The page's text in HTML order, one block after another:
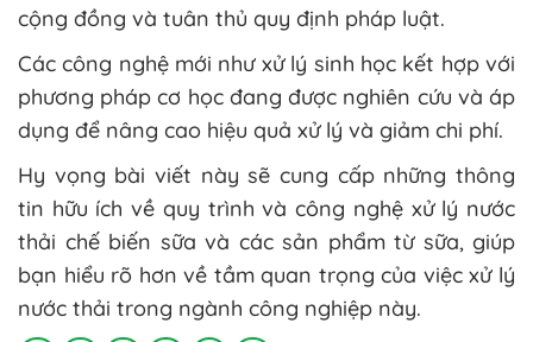
cộng đồng và tuân thủ quy định pháp luật.
Các công nghệ mới như xử lý sinh học kết hợp với
phương pháp cơ học đang được nghiên cứu và áp
dụng để nâng cao hiệu quả xử lý và giảm chi phí.
Hy vọng bài viết này sẽ cung cấp những thông
tin hữu ích về quy trình và công nghệ xử lý nước
thải chế biến sữa và các sản phẩm từ sữa, giúp
bạn hiểu rõ hơn về tầm quan trọng của việc xử lý
nước thải trong ngành công nghiệp này.